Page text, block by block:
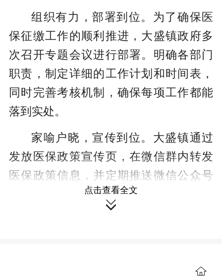
组织有力，部署到位。为了确保医
保征缴工作的顺利推进，大盛镇政府多
次召开专题会议进行部署。明确各部门
职责，制定详细的工作计划和时间表，
同时完善考核机制，确保每项工作都能
落到实处。
家喻户晓，宣传到位。大盛镇通过
发放医保政策宣传页，在微信群内转发
医保政策信息，并定期推送微信公众号
等形式，确保每一位居民都能接收到最
新的医保政策信息。此外，还开展了入
点击查看全文
